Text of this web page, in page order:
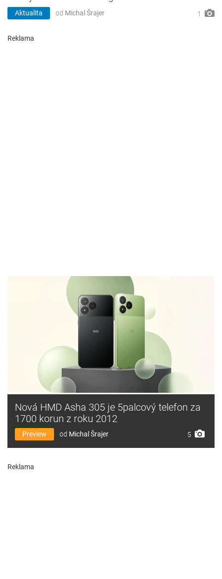
Aktualita od Michal Šrajer 1
Reklama
Nová HMD Asha 305 je 5palcový telefon za
1700 korun z roku 2012
Preview od Michal Šrajer 5
Reklama